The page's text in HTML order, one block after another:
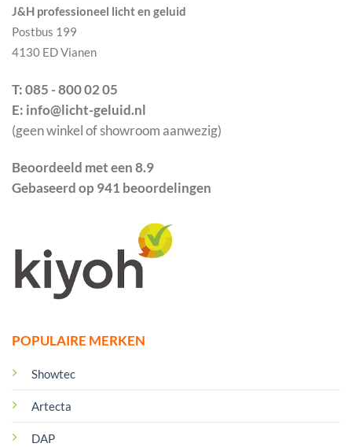
POPULAIRE MERKEN
Showtec
Artecta
DAP
J&H professioneel licht en geluid
Postbus 199
4130 ED Vianen
T: 085 - 800 02 05
E: info@licht-geluid.nl
(geen winkel of showroom aanwezig)
Beoordeeld met een 8.9
Gebaseerd op 941 beoordelingen